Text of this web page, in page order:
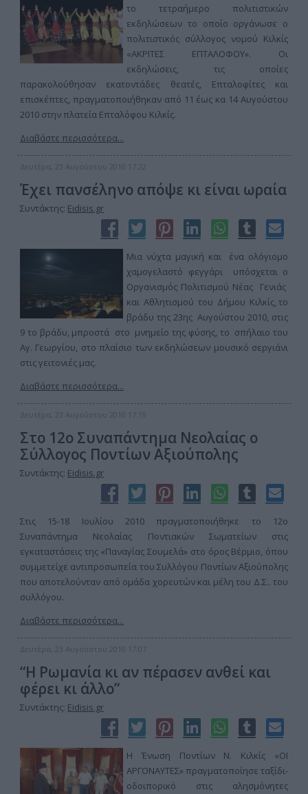
το τετραήμερο πολιτιστικών
εκδηλώσεων το οποίο οργάνωσε ο
πολιτιστικός σύλλογος νομού Κιλκίς
«ΑΚΡΙΤΕΣ ΕΠΤΑΛΟΦΟΥ». Οι
εκδηλώσεις, τις οποίες
παρακολούθησαν εκατοντάδες θεατές, Επταλοφίτες και
επισκέπτες, πραγματοποιήθηκαν από 11 έως κα 14 Αυγούστου
2010 στην πλατεία Επταλόφου Κιλκίς.
Διαβάστε περισσότερα...
Δευτέρα, 23 Αυγούστου 2010 17:22
Έχει πανσέληνο απόψε κι είναι ωραία
Συντάκτης: Eidisis.gr
Μια νύχτα μαγική και ένα ολόγιομο
χαμογελαστό φεγγάρι υπόσχεται ο
Οργανισμός Πολιτισμού Νέας Γενιάς
και Αθλητισμού του Δήμου Κιλκίς, το
βράδυ της 23ης Αυγούστου 2010, στις
9 το βράδυ, μπροστά στο μνημείο της φύσης, το σπήλαιο του
Αγ. Γεωργίου, στο πλαίσιο των εκδηλώσεων μουσικό σεργιάνι
στις γειτονιές μας.
Διαβάστε περισσότερα...
Δευτέρα, 23 Αυγούστου 2010 17:19
Στο 12ο Συναπάντημα Νεολαίας ο
Σύλλογος Ποντίων Αξιούπολης
Συντάκτης: Eidisis.gr
Στις 15-18 Ιουλίου 2010 πραγματοποιήθηκε το 12ο
Συναπάντημα Νεολαίας Ποντιακών Σωματείων στις
εγκαταστάσεις της «Παναγίας Σουμελά» στο όρος Βέρμιο, όπου
συμμετείχε αντιπροσωπεία του Συλλόγου Ποντίων Αξιούπολης
που αποτελούνταν από ομάδα χορευτών και μέλη του Δ.Σ.. του
συλλόγου.
Διαβάστε περισσότερα...
Δευτέρα, 23 Αυγούστου 2010 17:07
“Η Ρωμανία κι αν πέρασεν ανθεί και
φέρει κι άλλο”
Συντάκτης: Eidisis.gr
Η Ένωση Ποντίων Ν. Κιλκίς «ΟΙ
ΑΡΓΟΝΑΥΤΕΣ» πραγματοποίησε ταξίδι-
οδοιπορικό στις αλησμόνητες